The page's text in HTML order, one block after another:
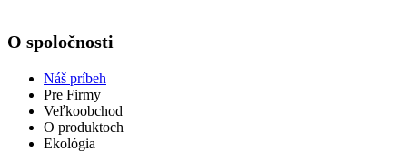
O spoločnosti
Náš príbeh
Pre Firmy
Veľkoobchod
O produktoch
Ekológia